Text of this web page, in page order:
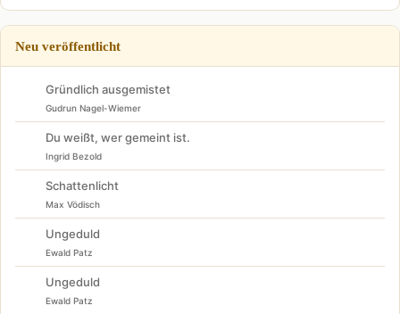
Neu veröffentlicht
Gründlich ausgemistet
Gudrun Nagel-Wiemer
Du weißt, wer gemeint ist.
Ingrid Bezold
Schattenlicht
Max Vödisch
Ungeduld
Ewald Patz
Ungeduld
Ewald Patz